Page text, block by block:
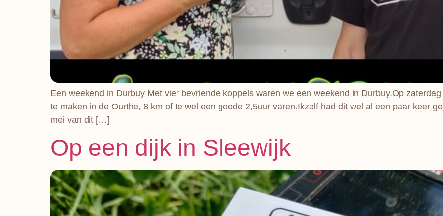
Een weekend in Durbuy Met vier bevriende koppels waren we een weekend in Durbuy.Op
te maken in de Ourthe, 8 km of te wel een goede 2,5uur varen.Ikzelf had dit wel al een paar keer
mei van dit […]
Op een dijk in Sleewijk